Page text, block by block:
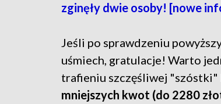
zginęły dwie osoby! [nowe
Jeśli po sprawdzeniu
uśmiech, gratulacje! Warto
trafieniu szczęśliwej "szóstki"
mniejszych kwot (do 2280